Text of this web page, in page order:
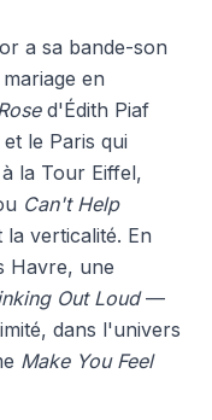
a sa bande-son
en
d'Édith Piaf
le Paris qui
la Tour Eiffel,
Can't Help
verticalité. En
Havre, une
Out Loud—
dans l'univers
Make You Feel